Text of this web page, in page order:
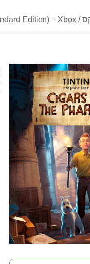
/ Tintin Reporter – Cigars of the Pharaoh (Standard Edition) – Xbox